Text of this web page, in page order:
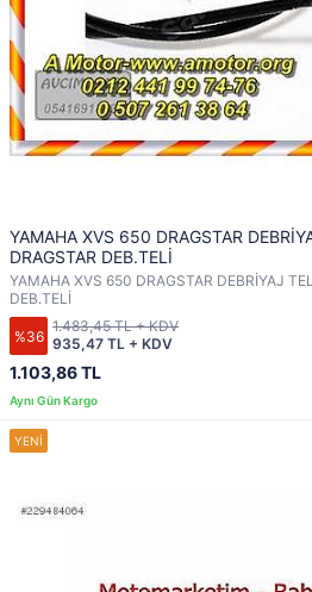
YAMAHA XVS 650 DRAGSTAR
DRAGSTAR DEB.TELİ
YAMAHA XVS 650 DRAGSTAR DEBRİYAJ
DEB.TELİ
%36
1.103,86 TL
935,47 TL + KDV
1.483,45 TL + KDV